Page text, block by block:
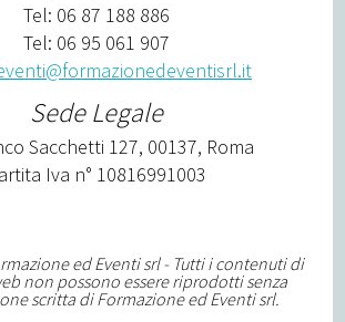
Tel: 06 87 188 886
Tel: 06 95 061 907
Sede Legale
Sacchetti 127, 00137, Roma
Iva n° 10816991003
ed Eventi srl - Tutti i contenuti di
non possono essere riprodotti senza
scritta di Formazione ed Eventi srl.